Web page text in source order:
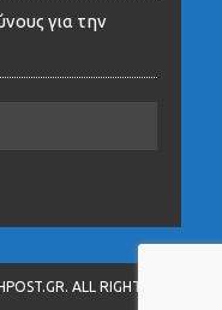
για την
ALL RIGHTS